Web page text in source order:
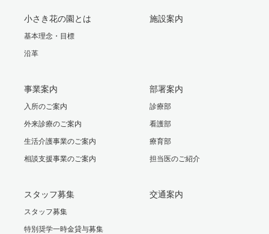
小さき花の園とは
基本理念・目標
沿革
施設案内
事業案内
入所のご案内
外来診療のご案内
生活介護事業のご案内
相談支援事業のご案内
部署案内
診療部
看護部
療育部
担当医のご紹介
スタッフ募集
スタッフ募集
特別奨学一時金貸与募集
交通案内